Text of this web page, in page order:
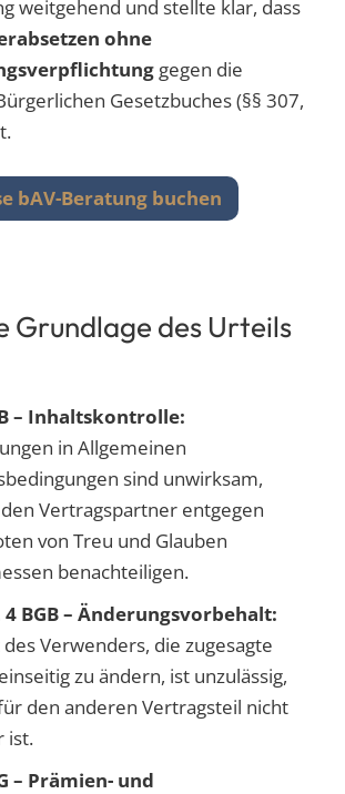
weitgehend und stellte klar, dass
ohne
gegen die
Gesetzbuches (§§ 307,
bAV-Beratung buchen
Grundlage des Urteils
– Inhaltskontrolle:
in Allgemeinen
sind unwirksam,
Vertragspartner entgegen
von Treu und Glauben
benachteiligen.
4 BGB – Änderungsvorbehalt:
des Verwenders, die zugesagte
zu ändern, ist unzulässig,
den anderen Vertragsteil nicht
ist.
– Prämien- und